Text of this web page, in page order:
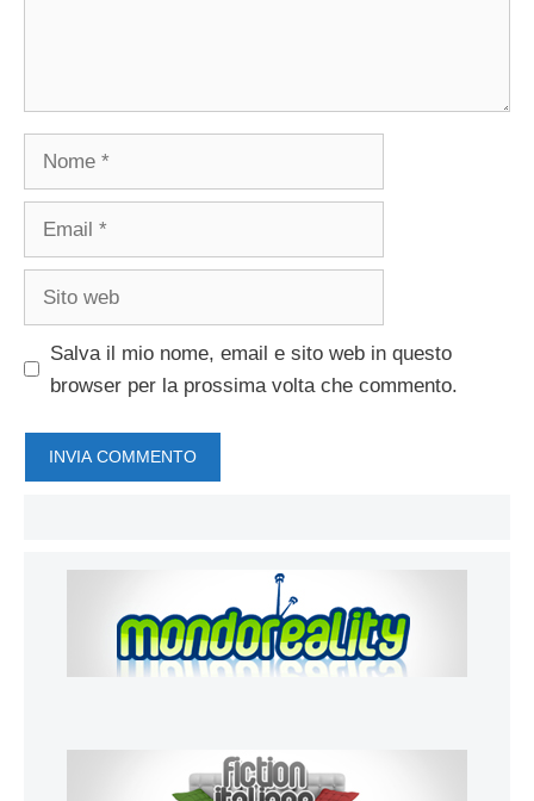
Salva il mio nome, email e sito web in questo
browser per la prossima volta che commento.